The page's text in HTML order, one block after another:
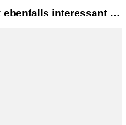
ebenfalls interessant …